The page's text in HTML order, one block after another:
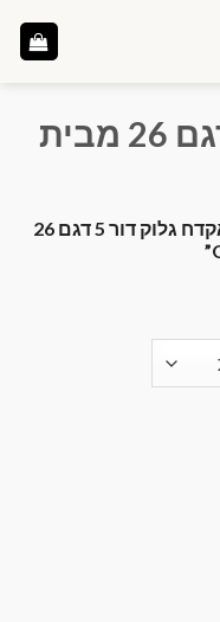
אקדח גלוק דור 5 דגם 26 מבית
מוצרים המתויגים “אקדח גלוק דור 5 דגם 26